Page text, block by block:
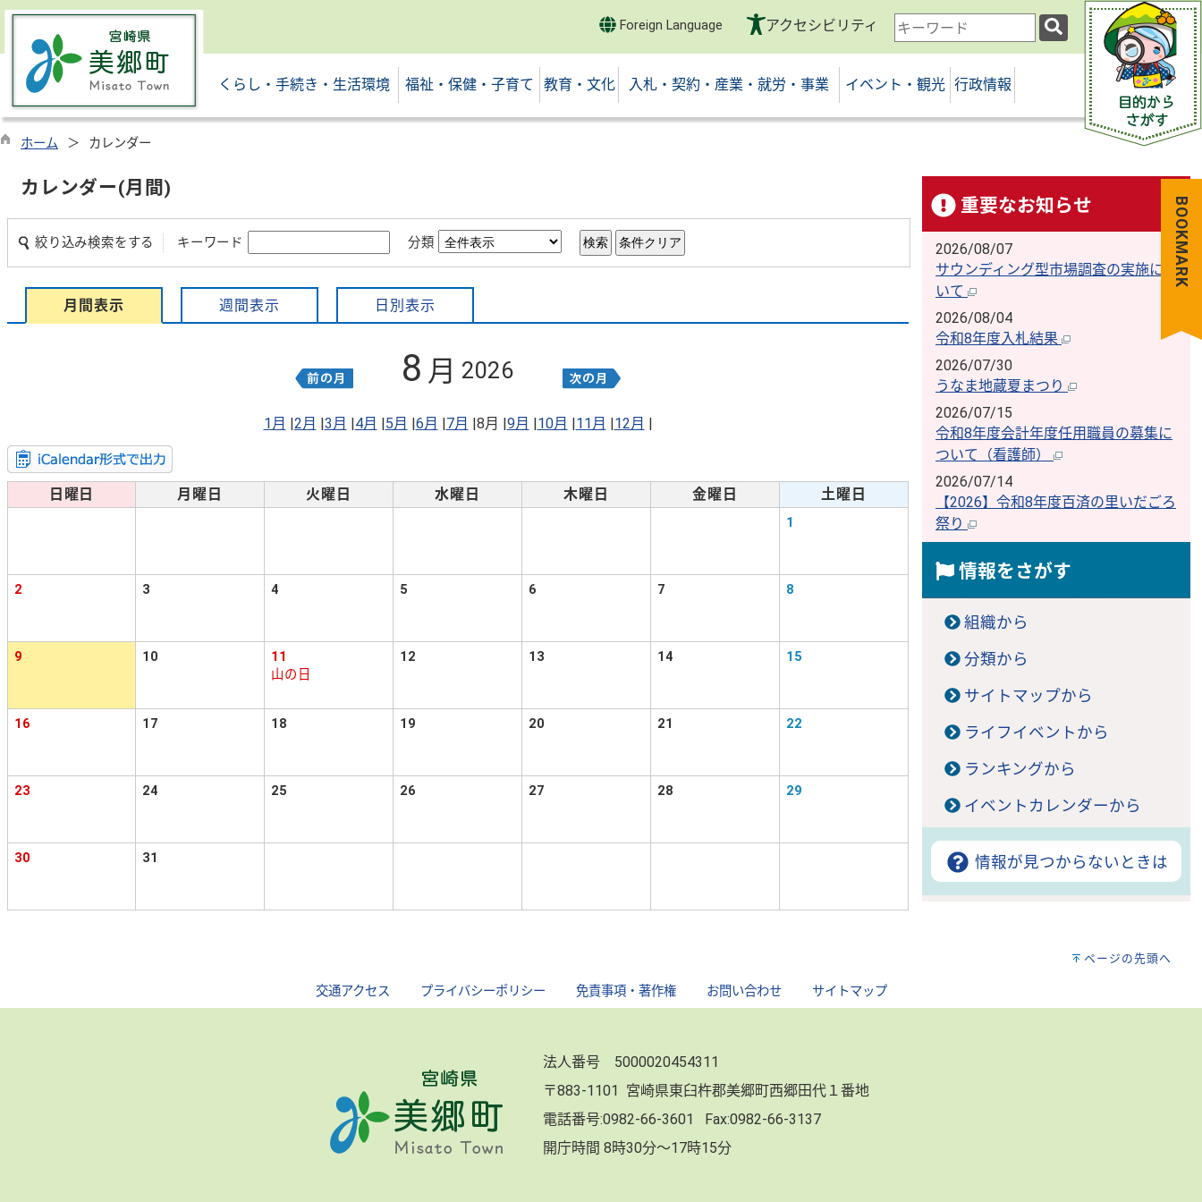
Foreign Language アクセシビリティ
検
索
ー
くらし・手続き・生活環境 福祉・保健・子育て 教育・文化 入札・契約・産業・就労・事業 イベント・観光 行政情報
ホーム カレンダー
カレンダー(月間)
絞り込み検索をする キーワード 分類
月間表示 週間表示 日別表示
8 月 2026
1月 |2月 |3月 |4月 |5月 |6月 |7月 |8月 |9月 |10月 |11月 |12月 |
日曜日 月曜日 火曜日 水曜日 木曜日 金曜日 土曜日
1
2 3 4 5 6 7 8
9 10
11
山の日
12 13 14 15
16 17 18 19 20 21 22
23 24 25 26 27 28 29
30 31
重要なお知らせ
2026/08/07
サウンディング型市場調査の実施につ
いて
2026/08/04
令和8年度入札結果
2026/07/30
うなま地蔵夏まつり
2026/07/15
令和8年度会計年度任用職員の募集に
ついて（看護師）
2026/07/14
【2026】令和8年度百済の里いだごろ
祭り
情報をさがす
組織から
分類から
サイトマップから
ライフイベントから
ランキングから
イベントカレンダーから
情報が見つからないときは
ページの先頭へ
交通アクセス プライバシーポリシー 免責事項・著作権 お問い合わせ サイトマップ
法人番号 5000020454311
〒883-1101 宮崎県東臼杵郡美郷町西郷田代１番地
電話番号:0982-66-3601
Fax:0982-66-3137
開庁時間 8時30分～17時15分
BOOKMARK